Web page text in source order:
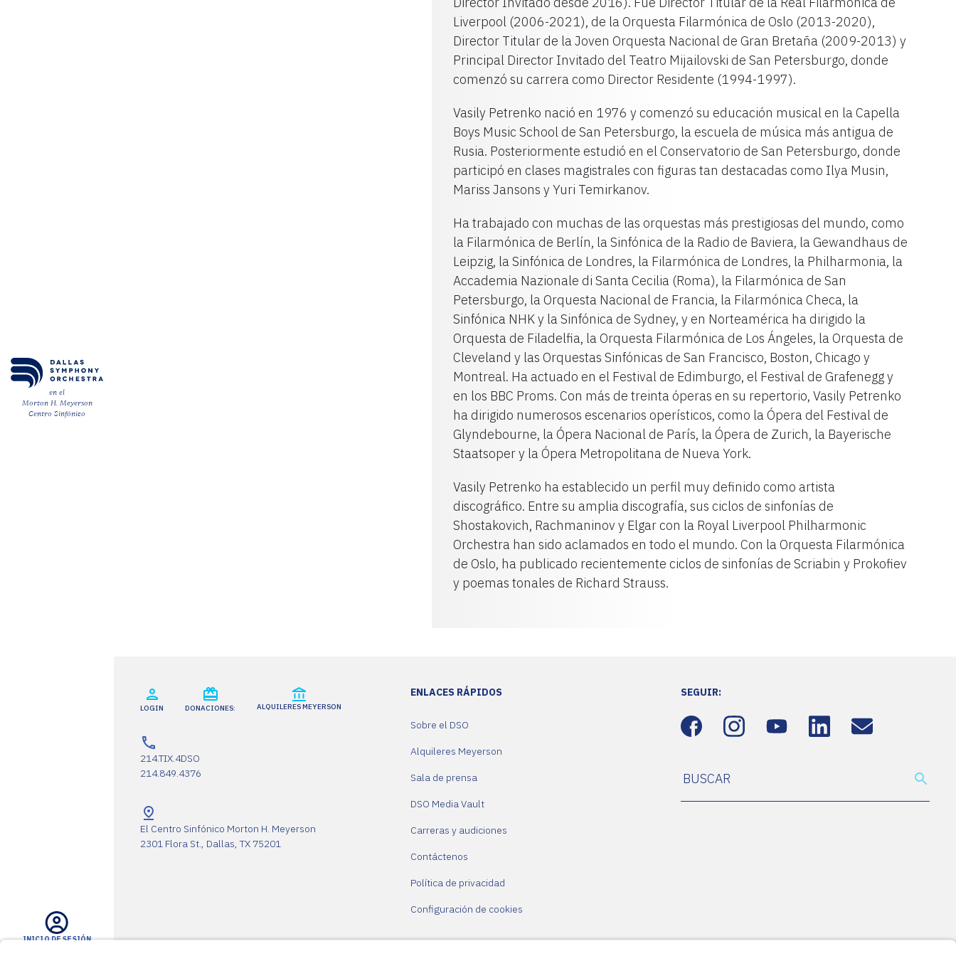
en el
Morton H. Meyerson
Centro Sinfónico
INICIO DE SESIÓN
Liverpool (2006-2021), de la Orquesta Filarmónica de Oslo (2013-2020),
Director Titular de la Joven Orquesta Nacional de Gran Bretaña (2009-2013) y
Principal Director Invitado del Teatro Mijailovski de San Petersburgo, donde
comenzó su carrera como Director Residente (1994-1997).
Vasily Petrenko nació en 1976 y comenzó su educación musical en la Capella
Boys Music School de San Petersburgo, la escuela de música más antigua de
Rusia. Posteriormente estudió en el Conservatorio de San Petersburgo, donde
participó en clases magistrales con figuras tan destacadas como Ilya Musin,
Mariss Jansons y Yuri Temirkanov.
Ha trabajado con muchas de las orquestas más prestigiosas del mundo, como
la Filarmónica de Berlín, la Sinfónica de la Radio de Baviera, la Gewandhaus de
Leipzig, la Sinfónica de Londres, la Filarmónica de Londres, la Philharmonia, la
Accademia Nazionale di Santa Cecilia (Roma), la Filarmónica de San
Petersburgo, la Orquesta Nacional de Francia, la Filarmónica Checa, la
Sinfónica NHK y la Sinfónica de Sydney, y en Norteamérica ha dirigido la
Orquesta de Filadelfia, la Orquesta Filarmónica de Los Ángeles, la Orquesta de
Cleveland y las Orquestas Sinfónicas de San Francisco, Boston, Chicago y
Montreal. Ha actuado en el Festival de Edimburgo, el Festival de Grafenegg y
en los BBC Proms. Con más de treinta óperas en su repertorio, Vasily Petrenko
ha dirigido numerosos escenarios operísticos, como la Ópera del Festival de
Glyndebourne, la Ópera Nacional de París, la Ópera de Zurich, la Bayerische
Staatsoper y la Ópera Metropolitana de Nueva York.
Vasily Petrenko ha establecido un perfil muy definido como artista
discográfico. Entre su amplia discografía, sus ciclos de sinfonías de
Shostakovich, Rachmaninov y Elgar con la Royal Liverpool Philharmonic
Orchestra han sido aclamados en todo el mundo. Con la Orquesta Filarmónica
de Oslo, ha publicado recientemente ciclos de sinfonías de Scriabin y Prokofiev
y poemas tonales de Richard Strauss.
LOGIN DONACIONES: ALQUILERES MEYERSON
214.TIX.4DSO
214.849.4376
El Centro Sinfónico Morton H. Meyerson
2301 Flora St., Dallas, TX 75201
ENLACES RÁPIDOS
Sobre el DSO
Alquileres Meyerson
Sala de prensa
DSO Media Vault
Carreras y audiciones
Contáctenos
Política de privacidad
Configuración de cookies
SEGUIR: